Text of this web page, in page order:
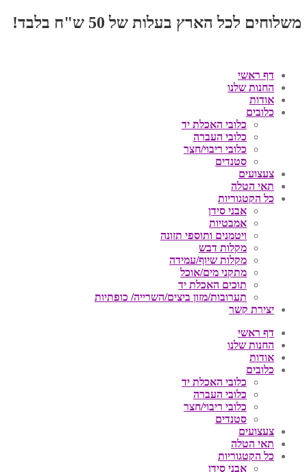
משלוחים לכל הארץ בעלות של 50 ש"ח בלבד!
דף ראשי
החנות שלנו
אודות
כלובים
כלובי האכלת יד
כלובי העברה
כלובי ריבוי/חצר
סטנדים
צעצועים
תאי הטלה
כל הקטגוריות
אבני סידן
אמבטיות
ויטמנים ותוספי תזונה
מקלות דבש
מקלות שיוף/עמידה
מתקני מים/אוכל
תוכים האכלת יד
תערובות/מזון ביצים/השרייה/ כופתיות
יצירת קשר
דף ראשי
החנות שלנו
אודות
כלובים
כלובי האכלת יד
כלובי העברה
כלובי ריבוי/חצר
סטנדים
צעצועים
תאי הטלה
כל הקטגוריות
אבני סידן